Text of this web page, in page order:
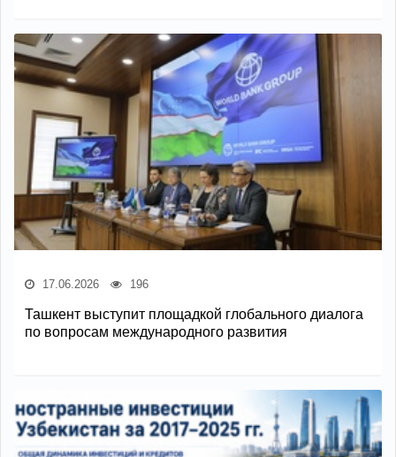
17.06.2026 196
Ташкент выступит площадкой глобального диалога
по вопросам международного развития